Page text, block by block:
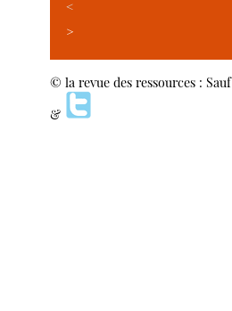
<
>
© la revue des ressources :
&